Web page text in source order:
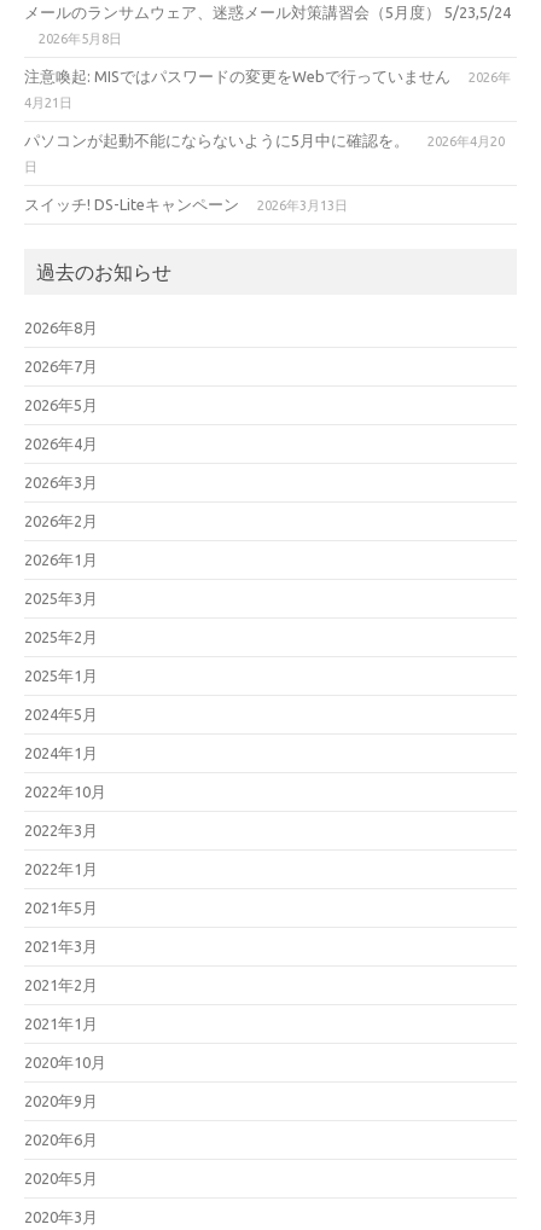
メールのランサムウェア、迷惑メール対策講習会（5月度） 5/23,5/24
2026年5月8日
注意喚起: MISではパスワードの変更をWebで行っていません
2026年
4月21日
パソコンが起動不能にならないように5月中に確認を。
2026年4月20
日
スイッチ! DS-Liteキャンペーン 2026年3月13日
過去のお知らせ
2026年8月
2026年7月
2026年5月
2026年4月
2026年3月
2026年2月
2026年1月
2025年3月
2025年2月
2025年1月
2024年5月
2024年1月
2022年10月
2022年3月
2022年1月
2021年5月
2021年3月
2021年2月
2021年1月
2020年10月
2020年9月
2020年6月
2020年5月
2020年3月